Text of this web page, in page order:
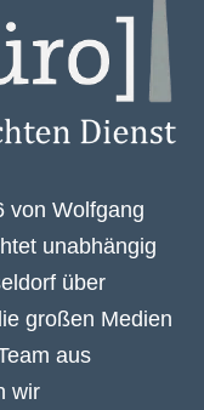
von Wolfgang
unabhängig
über
großen Medien
aus
wir